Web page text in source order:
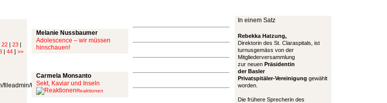
22 | 23 |
| 44] >>
Melanie Nussbaumer
Adolescence – wir müssen
hinschauen!
Carmela Monsanto
Sekt, Kaviar und Inseln
Reaktionen
In einem Satz
Rebekka Hatzung,
Direktorin des St. Claraspitals, ist
turnusgemäss von der
Mitgliederversammlung
zur neuen Präsidentin
der Basler
Privatspitäler-Vereinigung gewählt
worden.
Die frühere Sprecherin des